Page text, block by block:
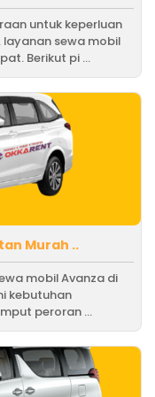
untuk keperluan
sewa mobil
Berikut pi ...
Murah ..
mobil Avanza di
kebutuhan
peroran ...